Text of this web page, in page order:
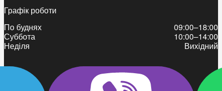
Графік роботи
По буднях
09:00–18:00
Суббота
10:00–14:00
Неділя
Вихідний